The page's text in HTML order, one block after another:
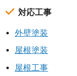
対応工事
外壁塗装
屋根塗装
屋根工事